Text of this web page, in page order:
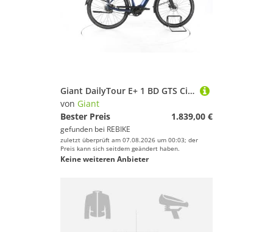
Giant DailyTour E+ 1 BD GTS City E-Bike
von Giant
Bester Preis
1.839,00 €
gefunden bei REBIKE
zuletzt überprüft am 07.08.2026 um 00:03; der
Preis kann sich seitdem geändert haben.
Keine weiteren Anbieter